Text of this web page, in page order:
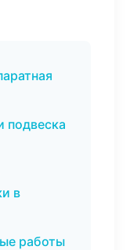
подвеска
в
работы